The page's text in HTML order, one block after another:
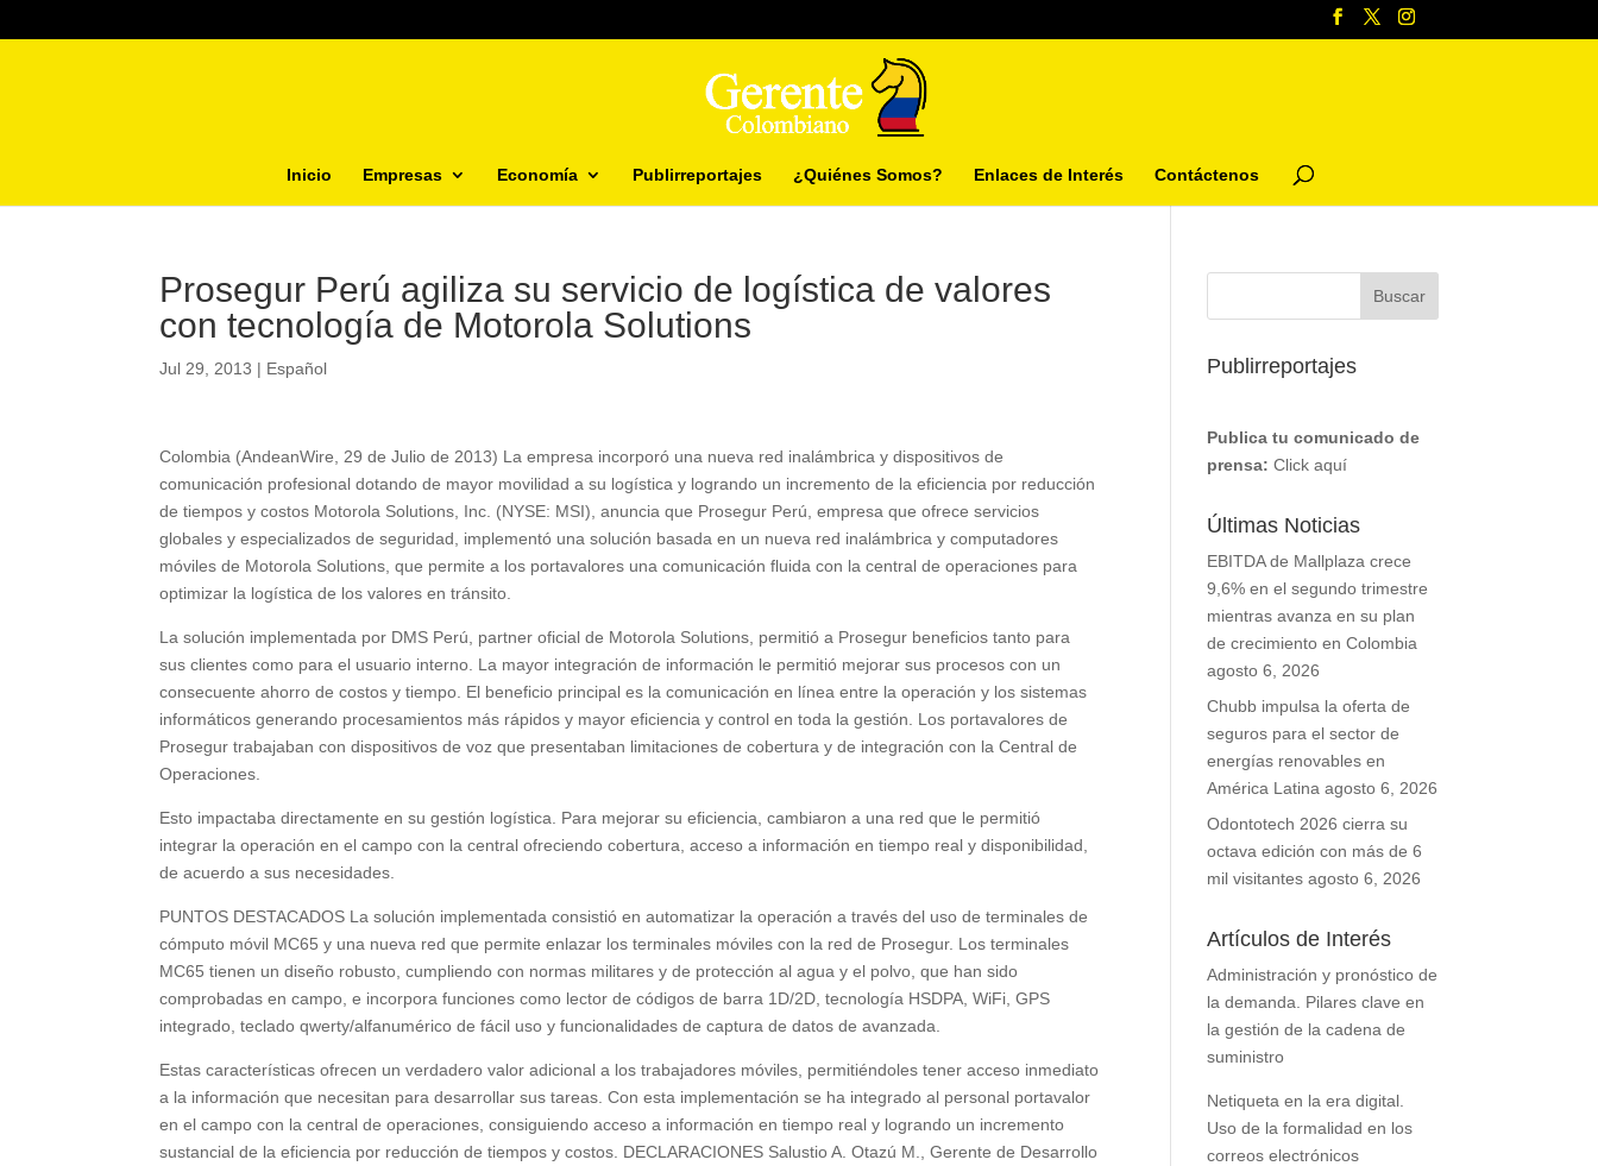
Inicio Empresas Economía Publirreportajes ¿Quiénes Somos? Enlaces de Interés Contáctenos
Prosegur Perú agiliza su servicio de logística de valores
con tecnología de Motorola Solutions
Jul 29, 2013 | Español
Colombia (AndeanWire, 29 de Julio de 2013) La empresa incorporó una nueva red inalámbrica y dispositivos de
comunicación profesional dotando de mayor movilidad a su logística y logrando un incremento de la eficiencia por reducción
de tiempos y costos Motorola Solutions, Inc. (NYSE: MSI), anuncia que Prosegur Perú, empresa que ofrece servicios
globales y especializados de seguridad, implementó una solución basada en un nueva red inalámbrica y computadores
móviles de Motorola Solutions, que permite a los portavalores una comunicación fluida con la central de operaciones para
optimizar la logística de los valores en tránsito.
La solución implementada por DMS Perú, partner oficial de Motorola Solutions, permitió a Prosegur beneficios tanto para
sus clientes como para el usuario interno. La mayor integración de información le permitió mejorar sus procesos con un
consecuente ahorro de costos y tiempo. El beneficio principal es la comunicación en línea entre la operación y los sistemas
informáticos generando procesamientos más rápidos y mayor eficiencia y control en toda la gestión. Los portavalores de
Prosegur trabajaban con dispositivos de voz que presentaban limitaciones de cobertura y de integración con la Central de
Operaciones.
Esto impactaba directamente en su gestión logística. Para mejorar su eficiencia, cambiaron a una red que le permitió
integrar la operación en el campo con la central ofreciendo cobertura, acceso a información en tiempo real y disponibilidad,
de acuerdo a sus necesidades.
PUNTOS DESTACADOS La solución implementada consistió en automatizar la operación a través del uso de terminales de
cómputo móvil MC65 y una nueva red que permite enlazar los terminales móviles con la red de Prosegur. Los terminales
MC65 tienen un diseño robusto, cumpliendo con normas militares y de protección al agua y el polvo, que han sido
comprobadas en campo, e incorpora funciones como lector de códigos de barra 1D/2D, tecnología HSDPA, WiFi, GPS
integrado, teclado qwerty/alfanumérico de fácil uso y funcionalidades de captura de datos de avanzada.
Estas características ofrecen un verdadero valor adicional a los trabajadores móviles, permitiéndoles tener acceso inmediato
a la información que necesitan para desarrollar sus tareas. Con esta implementación se ha integrado al personal portavalor
en el campo con la central de operaciones, consiguiendo acceso a información en tiempo real y logrando un incremento
sustancial de la eficiencia por reducción de tiempos y costos. DECLARACIONES Salustio A. Otazú M., Gerente de Desarrollo
Publirreportajes
Publica tu comunicado de
prensa: Click aquí
Últimas Noticias
EBITDA de Mallplaza crece
9,6% en el segundo trimestre
mientras avanza en su plan
de crecimiento en Colombia
agosto 6, 2026
Chubb impulsa la oferta de
seguros para el sector de
energías renovables en
América Latina agosto 6, 2026
Odontotech 2026 cierra su
octava edición con más de 6
mil visitantes agosto 6, 2026
Artículos de Interés
Administración y pronóstico de
la demanda. Pilares clave en
la gestión de la cadena de
suministro
Netiqueta en la era digital.
Uso de la formalidad en los
correos electrónicos